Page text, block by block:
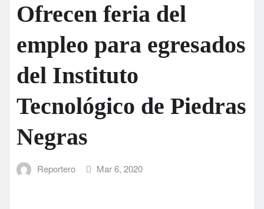
Ofrecen feria del
empleo para egresados
del Instituto
Tecnológico de Piedras
Negras
Reportero Mar 6, 2020